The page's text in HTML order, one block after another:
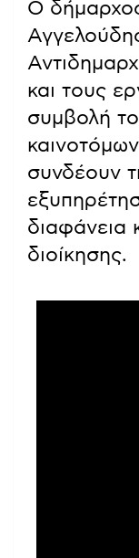
Ο
και τους
συμβολή
συνδέουν
διαφάνεια
διοίκησης.